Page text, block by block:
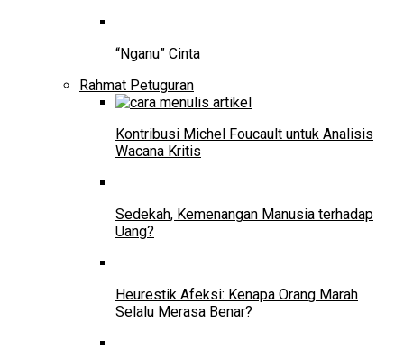
“Nganu” Cinta
Rahmat Petuguran
Kontribusi Michel Foucault untuk Analisis
Wacana Kritis
Sedekah, Kemenangan Manusia terhadap
Uang?
Heurestik Afeksi: Kenapa Orang Marah
Selalu Merasa Benar?